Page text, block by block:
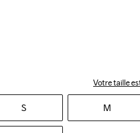
Votre taille
S M